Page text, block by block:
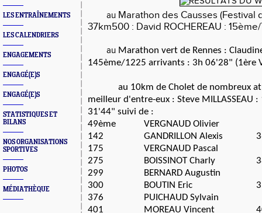
LES ENTRAÎNEMENTS
LES CALENDRIERS
ENGAGEMENTS
ENGAGÉ(E)S
ENGAGÉ(E)S
STATISTIQUES ET
BILANS
NOS ORGANISATIONS
SPORTIVES
PHOTOS
MÉDIATHÈQUE
au Marathon des Causses (Festival
37km500 : David ROCHEREAU :
au Marathon vert de Rennes :
145ème/1225 arrivants : 3h 06'28" (1ère
au 10km de Cholet de nombreux
meilleur d'entre-eux : Steve
31'44" suivi de :
49ème
VERGNAUD Olivier
142
GANDRILLON Alexis
175
VERGNAUD Pascal
275
BOISSINOT Charly
299
BERNARD Augustin
300
BOUTIN Eric
376
PUICHAUD Sylvain
401
MOREAU Vincent